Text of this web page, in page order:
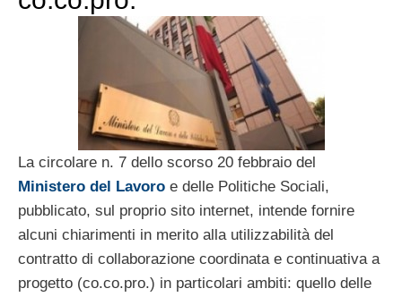
La circolare n. 7 dello scorso 20 febbraio del
Ministero del Lavoro e delle Politiche Sociali,
pubblicato, sul proprio sito internet, intende fornire
alcuni chiarimenti in merito alla utilizzabilità del
contratto di collaborazione coordinata e continuativa a
progetto (co.co.pro.) in particolari ambiti: quello delle